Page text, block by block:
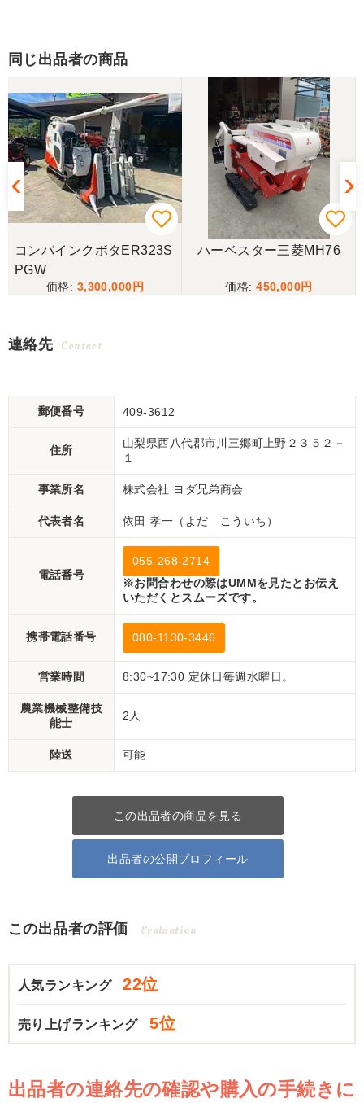
同じ出品者の商品
コンバインクボタER323S
PGW
3,300,000
ハーベスター三菱MH76
450,000
連絡先 Contact
郵便番号 409-3612
住所
山梨県西八代郡市川三郷町上野２３５２－
１
事業所名 株式会社 ヨダ兄弟商会
代表者名 依田 孝一（よだ こういち）
電話番号
055-268-2714
※お問合わせの際はUMMを見たとお伝え
いただくとスムーズです。
携帯電話番号 080-1130-3446
営業時間 8:30~17:30 定休日毎週水曜日。
農業機械整備技
能士
2人
陸送 可能
この出品者の商品を見る
出品者の公開プロフィール
この出品者の評価 Evaluation
人気ランキング 22位
売り上げランキング 5位
出品者の連絡先の確認や購入の手続きに